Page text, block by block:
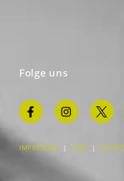
Folge uns
IMPRESSUM | AGBS |